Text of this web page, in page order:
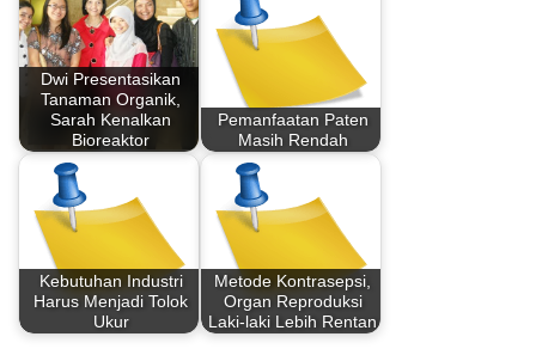
Dwi Presentasikan
Tanaman Organik,
Sarah Kenalkan
Bioreaktor
Pemanfaatan Paten
Masih Rendah
Kebutuhan Industri
Harus Menjadi Tolok
Ukur
Metode Kontrasepsi,
Organ Reproduksi
Laki-laki Lebih Rentan